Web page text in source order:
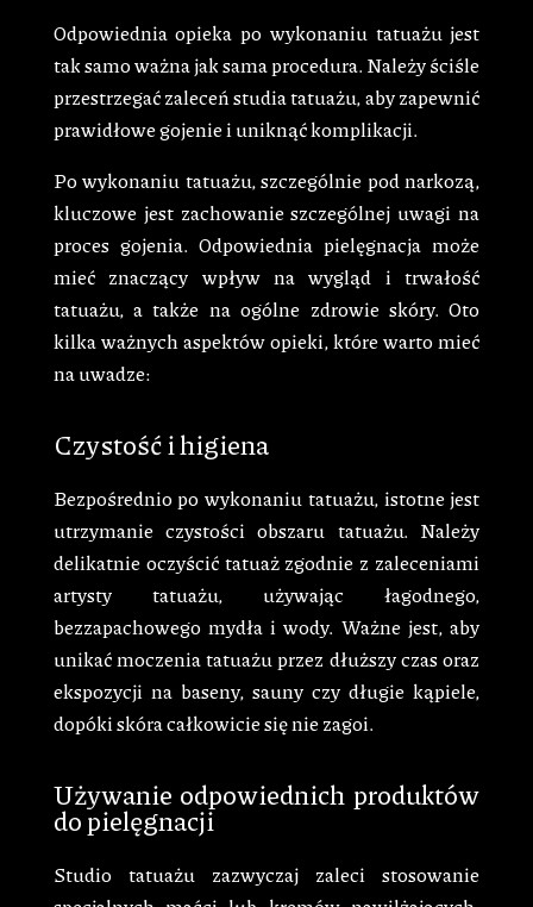
Odpowiednia opieka po wykonaniu tatuażu jest
tak samo ważna jak sama procedura. Należy ściśle
przestrzegać zaleceń studia tatuażu, aby zapewnić
prawidłowe gojenie i uniknąć komplikacji.
Po wykonaniu tatuażu, szczególnie pod narkozą,
kluczowe jest zachowanie szczególnej uwagi na
proces gojenia. Odpowiednia pielęgnacja może
mieć znaczący wpływ na wygląd i trwałość
tatuażu, a także na ogólne zdrowie skóry. Oto
kilka ważnych aspektów opieki, które warto mieć
na uwadze:
Czystość i higiena
Bezpośrednio po wykonaniu tatuażu, istotne jest
utrzymanie czystości obszaru tatuażu. Należy
delikatnie oczyścić tatuaż zgodnie z zaleceniami
artysty tatuażu, używając łagodnego,
bezzapachowego mydła i wody. Ważne jest, aby
unikać moczenia tatuażu przez dłuższy czas oraz
ekspozycji na baseny, sauny czy długie kąpiele,
dopóki skóra całkowicie się nie zagoi.
Używanie odpowiednich produktów
do pielęgnacji
Studio tatuażu zazwyczaj zaleci stosowanie